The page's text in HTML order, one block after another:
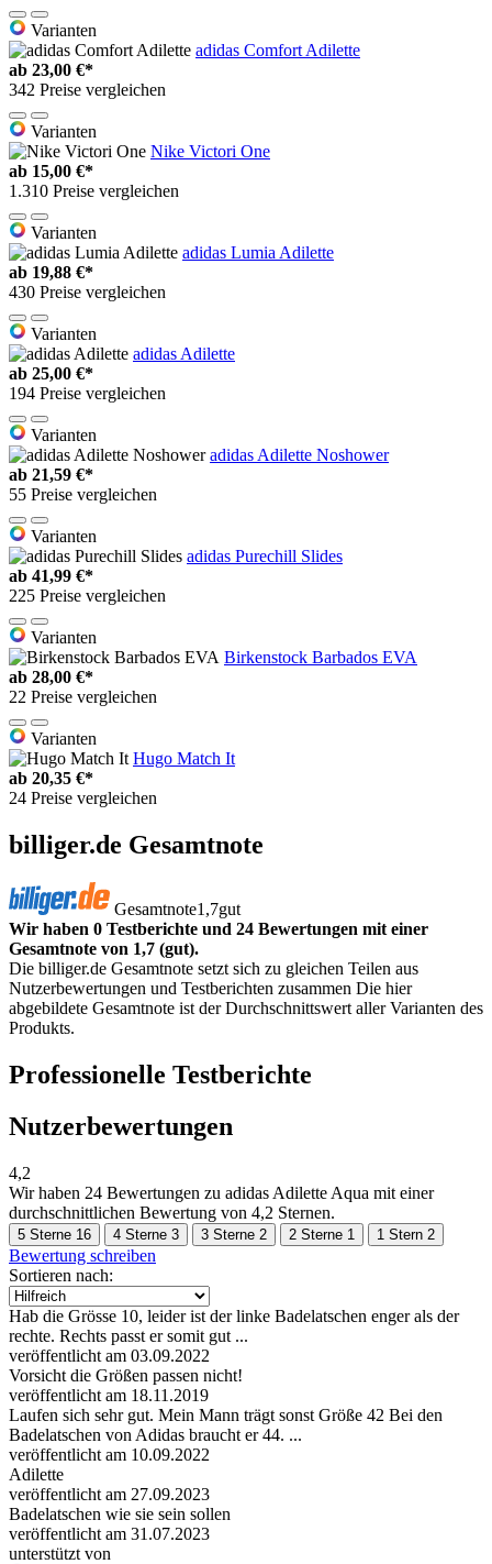
Varianten
adidas Comfort Adilette
ab 23,00 €*
342 Preise vergleichen
Varianten
Nike Victori One
ab 15,00 €*
1.310 Preise vergleichen
Varianten
adidas Lumia Adilette
ab 19,88 €*
430 Preise vergleichen
Varianten
adidas Adilette
ab 25,00 €*
194 Preise vergleichen
Varianten
adidas Adilette Noshower
ab 21,59 €*
55 Preise vergleichen
Varianten
adidas Purechill Slides
ab 41,99 €*
225 Preise vergleichen
Varianten
Birkenstock Barbados EVA
ab 28,00 €*
22 Preise vergleichen
Varianten
Hugo Match It
ab 20,35 €*
24 Preise vergleichen
billiger.de Gesamtnote
Gesamtnote1,7gut
Wir haben 0 Testberichte und 24 Bewertungen mit einer
Gesamtnote von 1,7 (gut).
Die billiger.de Gesamtnote setzt sich zu gleichen Teilen aus
Nutzerbewertungen und Testberichten zusammen Die hier
abgebildete Gesamtnote ist der Durchschnittswert aller Varianten des
Produkts.
Professionelle Testberichte
Nutzerbewertungen
4,2
Wir haben 24 Bewertungen zu adidas Adilette Aqua mit einer
durchschnittlichen Bewertung von 4,2 Sternen.
5 Sterne 16 4 Sterne 3 3 Sterne 2 2 Sterne 1 1 Stern 2
Bewertung schreiben
Sortieren nach:
Hab die Grösse 10, leider ist der linke Badelatschen enger als der
rechte. Rechts passt er somit gut ...
veröffentlicht am 03.09.2022
Vorsicht die Größen passen nicht!
veröffentlicht am 18.11.2019
Laufen sich sehr gut. Mein Mann trägt sonst Größe 42 Bei den
Badelatschen von Adidas braucht er 44. ...
veröffentlicht am 10.09.2022
Adilette
veröffentlicht am 27.09.2023
Badelatschen wie sie sein sollen
veröffentlicht am 31.07.2023
unterstützt von